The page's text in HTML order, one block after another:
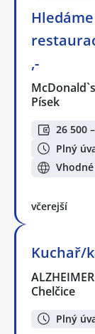
,-
Písek
26 500
Plný
včerejší
Kuchař/
Chelčice
Plný